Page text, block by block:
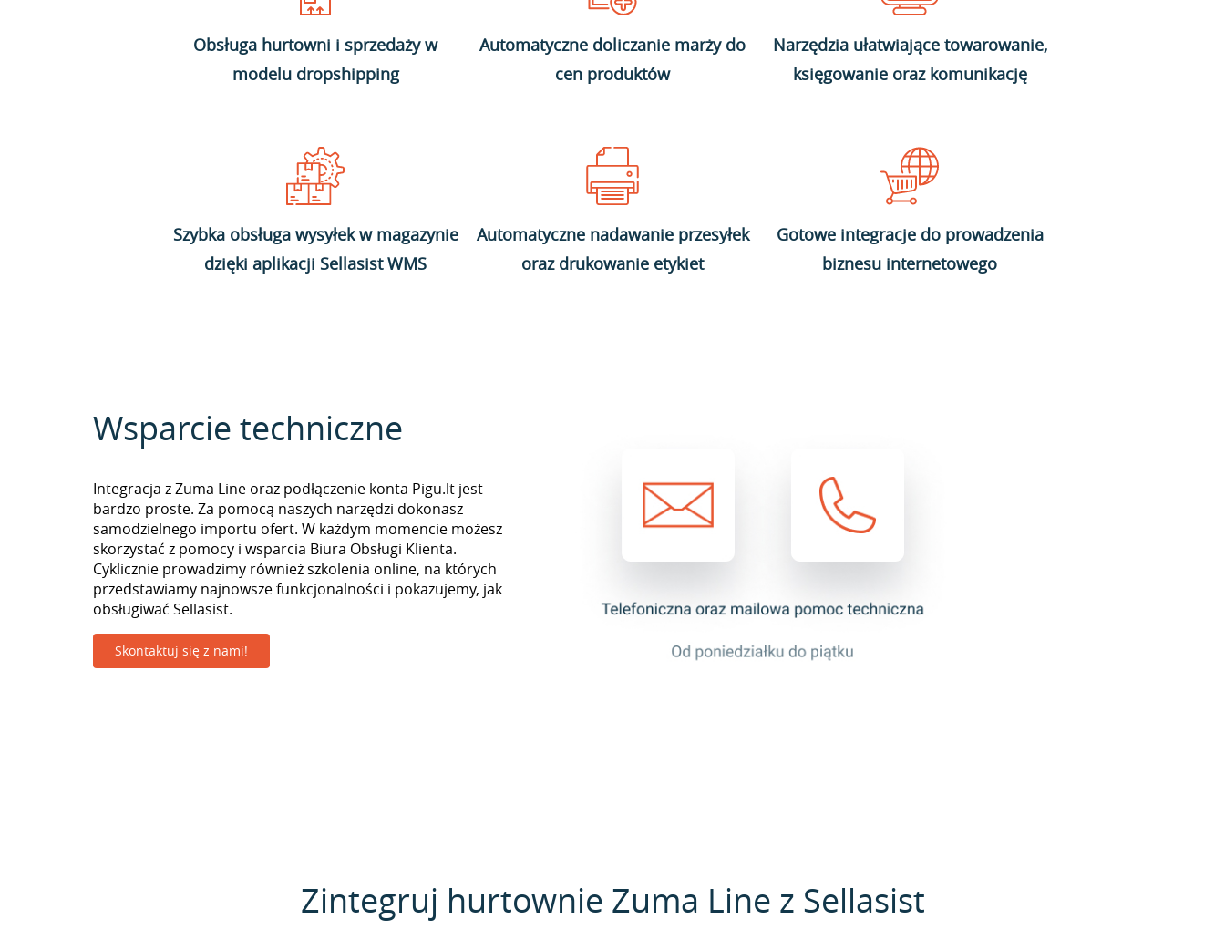
Obsługa hurtowni i sprzedaży w
modelu dropshipping
Automatyczne doliczanie marży do
cen produktów
Narzędzia ułatwiające towarowanie,
księgowanie oraz komunikację
Szybka obsługa wysyłek w magazynie
dzięki aplikacji Sellasist WMS
Automatyczne nadawanie przesyłek
oraz drukowanie etykiet
Gotowe integracje do prowadzenia
biznesu internetowego
Wsparcie techniczne
Integracja z Zuma Line oraz podłączenie konta Pigu.lt jest
bardzo proste. Za pomocą naszych narzędzi dokonasz
samodzielnego importu ofert. W każdym momencie możesz
skorzystać z pomocy i wsparcia Biura Obsługi Klienta.
Cyklicznie prowadzimy również szkolenia online, na których
przedstawiamy najnowsze funkcjonalności i pokazujemy, jak
obsługiwać Sellasist.
Skontaktuj się z nami!
Zintegruj hurtownie Zuma Line z Sellasist